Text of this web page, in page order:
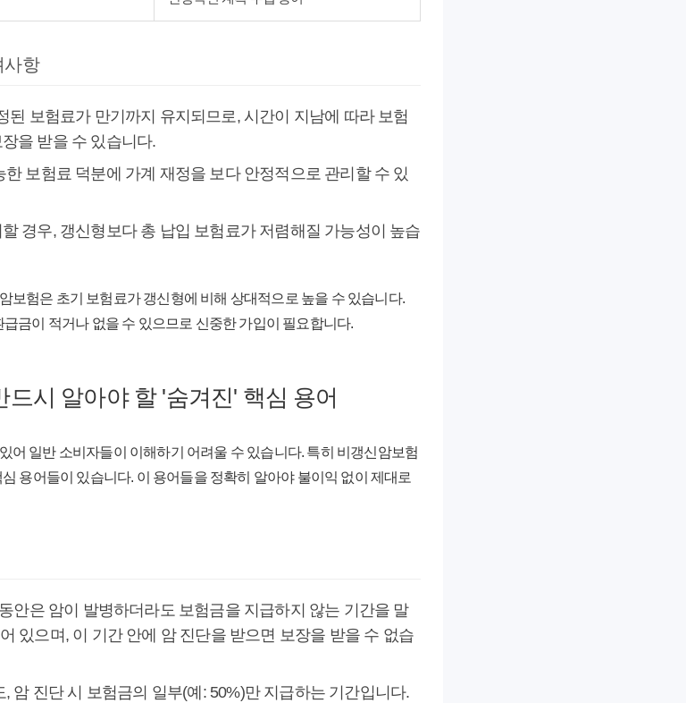
사항
된 보험료가 만기까지 유지되므로, 시간이 지남에 따라 보험
을 받을 수 있습니다.
한 보험료 덕분에 가계 재정을 보다 안정적으로 관리할 수 있
경우, 갱신형보다 총 납입 보험료가 저렴해질 가능성이 높습
보험은 초기 보험료가 갱신형에 비해 상대적으로 높을 수 있습니다.
금이 적거나 없을 수 있으므로 신중한 가입이 필요합니다.
시 알아야 할 '숨겨진' 핵심 용어
어 일반 소비자들이 이해하기 어려울 수 있습니다. 특히 비갱신암보험
용어들이 있습니다. 이 용어들을 정확히 알아야 불이익 없이 제대로
안은 암이 발병하더라도 보험금을 지급하지 않는 기간을 말
있으며, 이 기간 안에 암 진단을 받으면 보장을 받을 수 없습
암 진단 시 보험금의 일부(예: 50%)만 지급하는 기간입니다.